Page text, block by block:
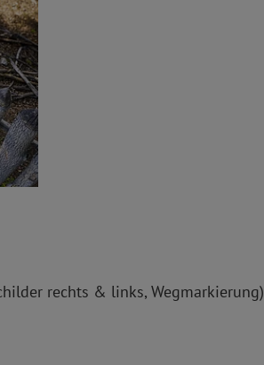
rechts & links, Wegmarkierung)